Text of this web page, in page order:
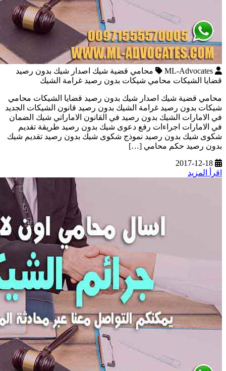
ML-Advocates
محامي قضية شيك اصدار شيك بدون رصيد
قضايا الشيكات محامي شيكات بدون رصيد غرامة الشيك
محامي قضية شيك اصدار شيك بدون رصيد قضايا الشيكات محامي
شيكات بدون رصيد غرامة الشيك بدون رصيد قانون الشيكات الجديد
في الامارات الشيك بدون رصيد في القانون الاماراتي شيك الضمان
في الامارات اجراءات رفع دعوى شيك بدون رصيد طريقة تقديم
شكوى شيك بدون رصيد نموذج شكوى شيك بدون رصيد تقديم شيك
بدون رصيد حكم محامي […]
2017-12-18
اقرأ المزيد